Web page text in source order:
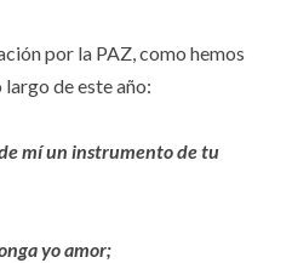
por la PAZ, como hemos
de este año:
mí un instrumento de tu
yo amor;